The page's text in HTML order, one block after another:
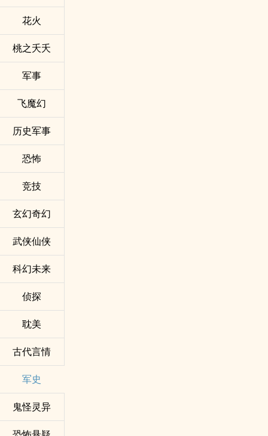
花火
桃之夭夭
军事
飞魔幻
历史军事
恐怖
竞技
玄幻奇幻
武侠仙侠
科幻未来
侦探
耽美
古代言情
军史
鬼怪灵异